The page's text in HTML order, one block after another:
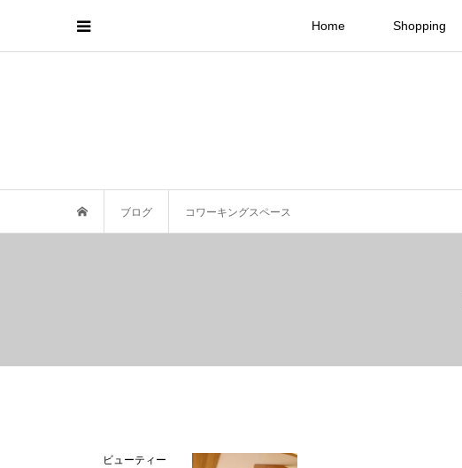
Home Shopping
ブログ コワーキングスペース
ビューティー